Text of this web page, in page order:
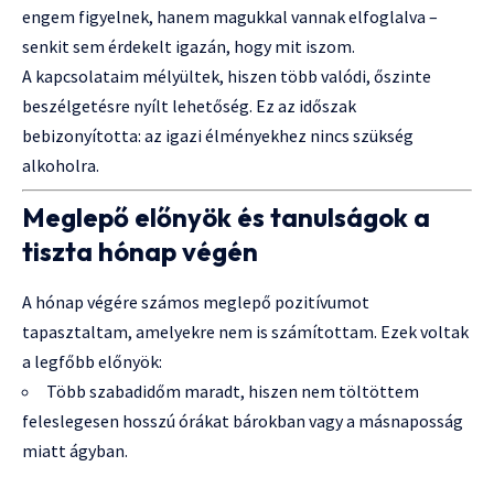
engem figyelnek, hanem magukkal vannak elfoglalva –
senkit sem érdekelt igazán, hogy mit iszom.
A kapcsolataim mélyültek, hiszen több valódi, őszinte
beszélgetésre nyílt lehetőség. Ez az időszak
bebizonyította: az igazi élményekhez nincs szükség
alkoholra.
Meglepő előnyök és tanulságok a
tiszta hónap végén
A hónap végére számos meglepő pozitívumot
tapasztaltam, amelyekre nem is számítottam. Ezek voltak
a legfőbb előnyök:
Több szabadidőm maradt, hiszen nem töltöttem
feleslegesen hosszú órákat bárokban vagy a másnaposság
miatt ágyban.